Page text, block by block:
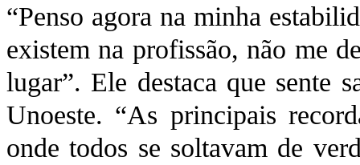
“Penso agora na minha
existem na profissão, não me
lugar”. Ele destaca que sente
Unoeste. “As principais
onde todos se soltavam de